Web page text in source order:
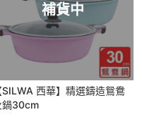
補貨中
SILWA 西華】精選鑄造鴛鴦
鍋30cm